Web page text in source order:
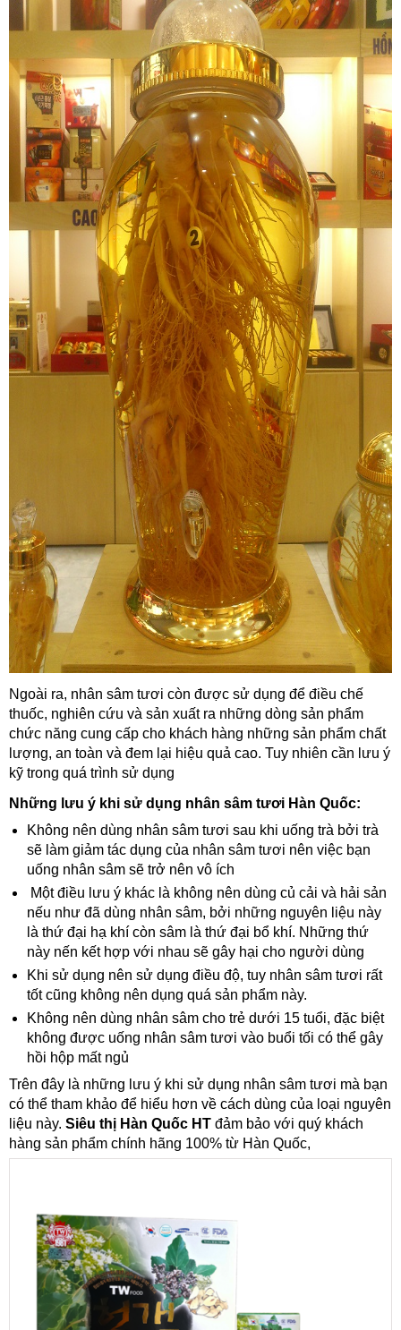
Ngoài ra, nhân sâm tươi còn được sử dụng để điều chế
thuốc, nghiên cứu và sản xuất ra những dòng sản phẩm
chức năng cung cấp cho khách hàng những sản phẩm chất
lượng, an toàn và đem lại hiệu quả cao. Tuy nhiên cần lưu ý
kỹ trong quá trình sử dụng
Những lưu ý khi sử dụng nhân sâm tươi Hàn Quốc:
Không nên dùng nhân sâm tươi sau khi uống trà bởi trà
sẽ làm giảm tác dụng của nhân sâm tươi nên việc bạn
uống nhân sâm sẽ trở nên vô ích
Một điều lưu ý khác là không nên dùng củ cải và hải sản
nếu như đã dùng nhân sâm, bởi những nguyên liệu này
là thứ đại hạ khí còn sâm là thứ đại bổ khí. Những thứ
này nến kết hợp với nhau sẽ gây hại cho người dùng
Khi sử dụng nên sử dụng điều độ, tuy nhân sâm tươi rất
tốt cũng không nên dụng quá sản phẩm này.
Không nên dùng nhân sâm cho trẻ dưới 15 tuổi, đặc biệt
không được uống nhân sâm tươi vào buổi tối có thể gây
hồi hộp mất ngủ
Trên đây là những lưu ý khi sử dụng nhân sâm tươi mà bạn
có thể tham khảo để hiểu hơn về cách dùng của loại nguyên
liệu này. Siêu thị Hàn Quốc HT đảm bảo với quý khách
hàng sản phẩm chính hãng 100% từ Hàn Quốc,